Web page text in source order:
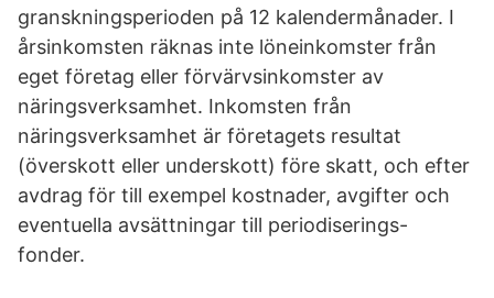
granskningsperioden på 12 kalendermånader. I
årsinkomsten räknas inte löneinkomster från
eget företag eller förvärvsinkomster av
näringsverksamhet. Inkomsten från
näringsverksamhet är företagets resultat
(överskott eller underskott) före skatt, och efter
avdrag för till exempel kostnader, avgifter och
eventuella avsättningar till periodiserings-
fonder.